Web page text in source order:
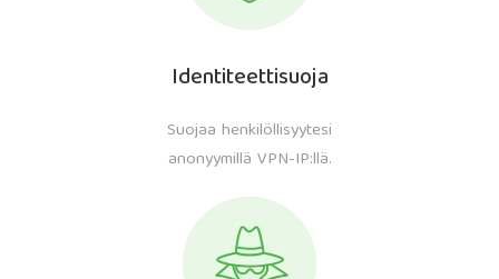
Identiteettisuoja
Suojaa henkilöllisyytesi
anonyymillä VPN-IP:llä.